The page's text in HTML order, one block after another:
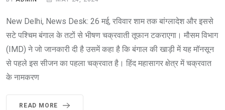
New Delhi, News Desk: 26 मई, रविवार शाम तक बांग्लादेश और इससे
सटे पश्चिम बंगाल के तटों से भीषण चक्रवाती तूफान टकराएगा। मौसम विभाग
(IMD) ने जो जानकारी दी है उसमें कहा है कि बंगाल की खाड़ी में यह मॉनसून
से पहले इस सीजन का पहला चक्रवात है। हिंद महासागर क्षेत्र में चक्रवात
के नामकरण
READ MORE